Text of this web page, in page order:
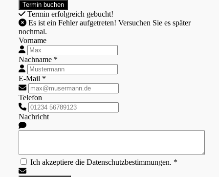
Termin erfolgreich gebucht!
nochmal.
Vorname
Nachname *
E-Mail *
Telefon
Nachricht
Ich akzeptiere die Datenschutzbestimmungen. *